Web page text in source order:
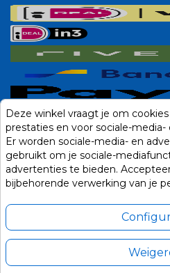
Deze winkel vraagt je om
prestaties en voor sociale-
Er worden sociale-media- en
gebruikt om je sociale-
advertenties te bieden.
bijbehorende verwerking van je